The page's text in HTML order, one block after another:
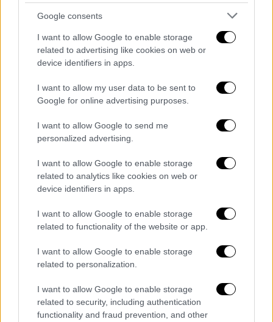
Google consents
I want to allow Google to enable storage
related to advertising like cookies on web or
device identifiers in apps.
I want to allow my user data to be sent to
Google for online advertising purposes.
I want to allow Google to send me
personalized advertising.
I want to allow Google to enable storage
related to analytics like cookies on web or
device identifiers in apps.
I want to allow Google to enable storage
related to functionality of the website or app.
I want to allow Google to enable storage
related to personalization.
I want to allow Google to enable storage
related to security, including authentication
functionality and fraud prevention, and other
assemplywomen_wwwcstavroshabakis-24.jpg
Εκκλησιάζουσες » είναι μια κωμωδία
εξαιρετικά αιχμηρή και άκρως επίκαιρη. Στην
παράσταση, μέσα από τη μουσική και το
τραγούδι αναδεικνύεται τόσο η πολιτική,
όσο και η βαθιά ποιητική πλευρά του έργου:
αυτό το ονειρικό, υπερβατικό στοιχείο που
τόσο περίτεχνα μπλέκει ο Αριστοφάνης με
την τρέλα που χαρακτηρίζει το κωμικό του
σύμπαν.